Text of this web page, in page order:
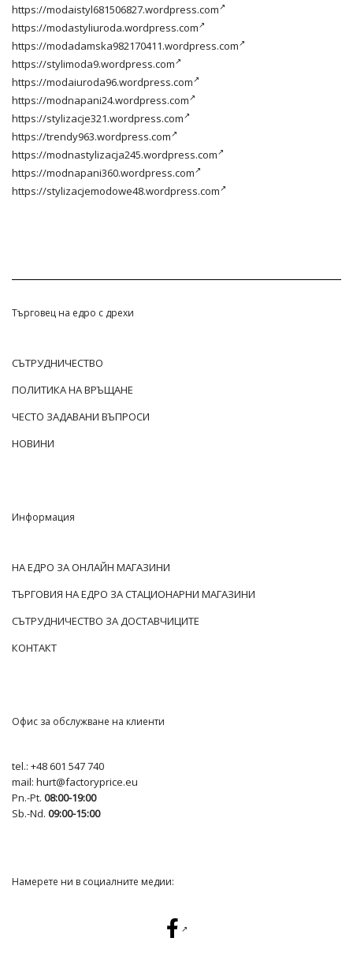
https://modaistyl681506827.wordpress.com
https://modastyliuroda.wordpress.com
https://modadamska982170411.wordpress.com
https://stylimoda9.wordpress.com
https://modaiuroda96.wordpress.com
https://modnapani24.wordpress.com
https://stylizacje321.wordpress.com
https://trendy963.wordpress.com
https://modnastylizacja245.wordpress.com
https://modnapani360.wordpress.com
https://stylizacjemodowe48.wordpress.com
Търговец на едро с дрехи
СЪТРУДНИЧЕСТВО
ПОЛИТИКА НА ВРЪЩАНЕ
ЧЕСТО ЗАДАВАНИ ВЪПРОСИ
НОВИНИ
Информация
НА ЕДРО ЗА ОНЛАЙН МАГАЗИНИ
ТЪРГОВИЯ НА ЕДРО ЗА СТАЦИОНАРНИ МАГАЗИНИ
СЪТРУДНИЧЕСТВО ЗА ДОСТАВЧИЦИТЕ
КОНТАКТ
Офис за обслужване на клиенти
tel.: +48 601 547 740
mail: hurt@factoryprice.eu
Pn.-Pt. 08:00-19:00
Sb.-Nd. 09:00-15:00
Намерете ни в социалните медии: